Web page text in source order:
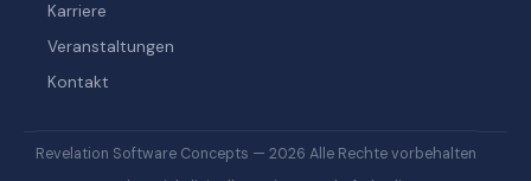
Karriere
Veranstaltungen
Kontakt
Revelation Software Concepts — 2026 Alle Rechte vorbehalten